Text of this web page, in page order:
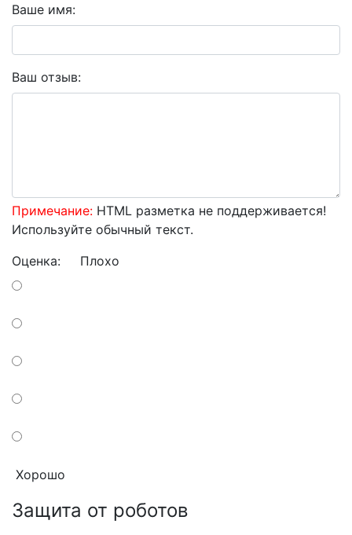
Ваше имя:
Ваш отзыв:
Примечание: HTML разметка не поддерживается!
Используйте обычный текст.
Оценка: Плохо
Хорошо
Защита от роботов